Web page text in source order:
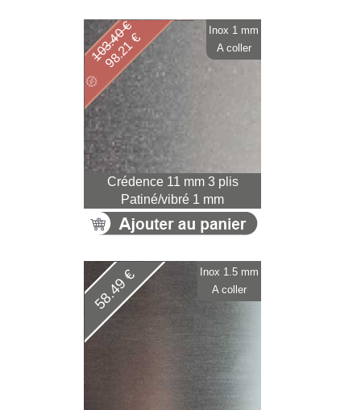
Crédence 11 mm 3 plis
Patiné/vibré 1 mm
98.21 €
103.40 €
Inox 1 mm
A coller
58.49 €
Inox 1.5 mm
A coller